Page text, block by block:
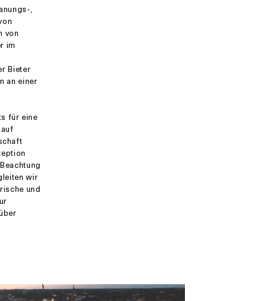
,
von
im
Bieter
an einer
für eine
wir
und